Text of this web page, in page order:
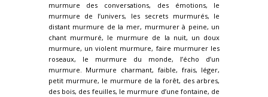
murmure des conversations, des émotions, le
murmure de l’univers, les secrets murmurés, le
distant murmure de la mer, murmurer à peine, un
chant murmuré, le murmure de la nuit, un doux
murmure, un violent murmure, faire murmurer les
roseaux, le murmure du monde, l’écho d’un
murmure. Murmure charmant, faible, frais, léger,
petit murmure, le murmure de la forêt, des arbres,
des bois, des feuilles, le murmure d’une fontaine, de